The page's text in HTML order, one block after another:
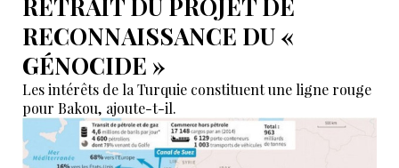
RETRAIT DU PROJET DE
RECONNAISSANCE DU «
GÉNOCIDE »
Les intérêts de la Turquie constituent une ligne rouge
pour Bakou, ajoute-t-il.